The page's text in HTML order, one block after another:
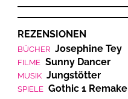
REZENSIONEN
BÜCHER Josephine Tey
FILME Sunny Dancer
MUSIK Jungstötter
SPIELE Gothic 1 Remake